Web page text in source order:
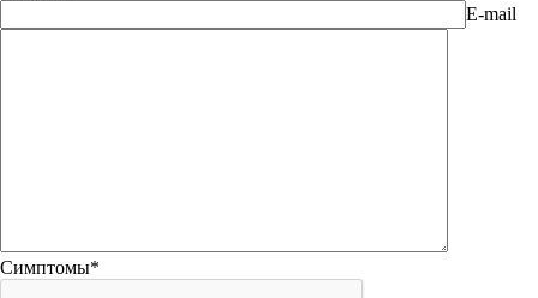
E-mail
Симптомы*